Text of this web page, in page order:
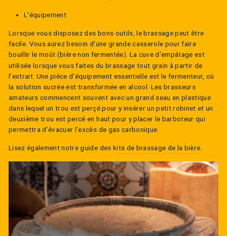
L'équipement
Lorsque vous disposez des bons outils, le brassage peut être
facile. Vous aurez besoin d'une grande casserole pour faire
bouillir lemoût (bière non fermentée). La cuve d'empâtage est
utilisée lorsque vous faites du brassage tout grain à partir de
l'extrait. Une pièce d'équipement essentielle est le fermenteur, où
la solution sucrée est transformée en alcool. Les brasseurs
amateurs commencent souvent avec un grand seau en plastique
dans lequel un trou est perçé pour y insérer un petit robinet et un
deuxième trou est percé en haut pour y placer le barboteur qui
permettra d’évacuer l’excès de gas carbonique.
Lisez également notre guide des kits de brassage de la bière.